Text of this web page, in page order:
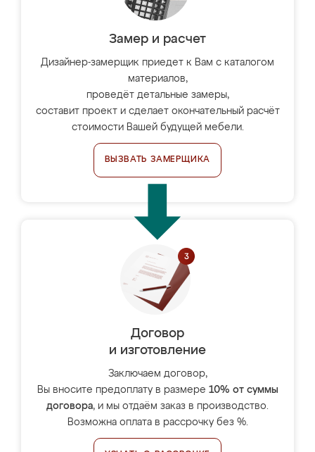
Замер и расчет
Дизайнер-замерщик приедет к Вам с каталогом
материалов,
проведёт детальные замеры,
составит проект и сделает окончательный расчёт
стоимости Вашей будущей мебели.
ВЫЗВАТЬ ЗАМЕРЩИКА
Договор
и изготовление
Заключаем договор,
Вы вносите предоплату в размере 10% от суммы
договора, и мы отдаём заказ в производство.
Возможна оплата в рассрочку без %.